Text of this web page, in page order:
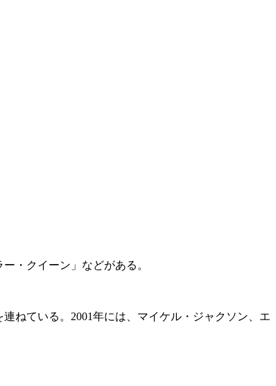
・クイーン」などがある。
ねている。2001年には、マイケル・ジャクソン、エ